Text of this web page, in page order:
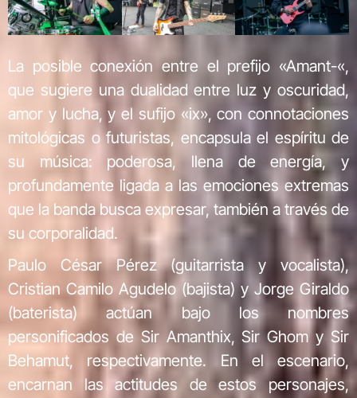
La posible conexión entre el prefijo «Amant-«,
que sugiere una dualidad entre luz y oscuridad,
amor y lucha, y el sufijo «ix», con connotaciones
mitológicas o futuristas, encapsula el espíritu de
su música: poderosa, llena de energía, y
profundamente ligada a las emociones extremas
que la banda busca expresar, también a través de
su corporalidad.
Paulo César Pérez (guitarrista y vocalista),
Cristian Camilo Agudelo (bajista) y Jorge Giraldo
(baterista) actúan bajo los nombres
personificados de Sir Amanthix, Sir Ghom y Sir
Behamut, respectivamente. En el escenario,
encarnan las actitudes de estos personajes,